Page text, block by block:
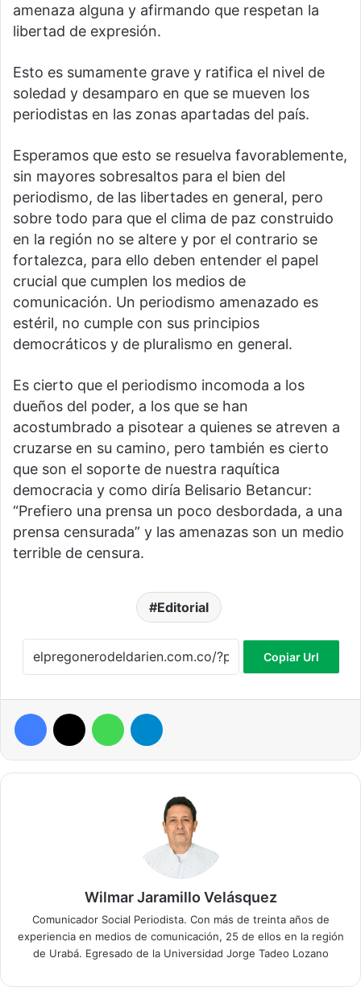
amenaza alguna y afirmando que respetan la
libertad de expresión.
Esto es sumamente grave y ratifica el nivel de
soledad y desamparo en que se mueven los
periodistas en las zonas apartadas del país.
Esperamos que esto se resuelva favorablemente,
sin mayores sobresaltos para el bien del
periodismo, de las libertades en general, pero
sobre todo para que el clima de paz construido
en la región no se altere y por el contrario se
fortalezca, para ello deben entender el papel
crucial que cumplen los medios de
comunicación. Un periodismo amenazado es
estéril, no cumple con sus principios
democráticos y de pluralismo en general.
Es cierto que el periodismo incomoda a los
dueños del poder, a los que se han
acostumbrado a pisotear a quienes se atreven a
cruzarse en su camino, pero también es cierto
que son el soporte de nuestra raquítica
democracia y como diría Belisario Betancur:
“Prefiero una prensa un poco desbordada, a una
prensa censurada” y las amenazas son un medio
terrible de censura.
Editorial
Copiar Url
Facebook WhatsApp
Wilmar Jaramillo Velásquez
Comunicador Social Periodista. Con más de treinta años de
experiencia en medios de comunicación, 25 de ellos en la región
de Urabá. Egresado de la Universidad Jorge Tadeo Lozano